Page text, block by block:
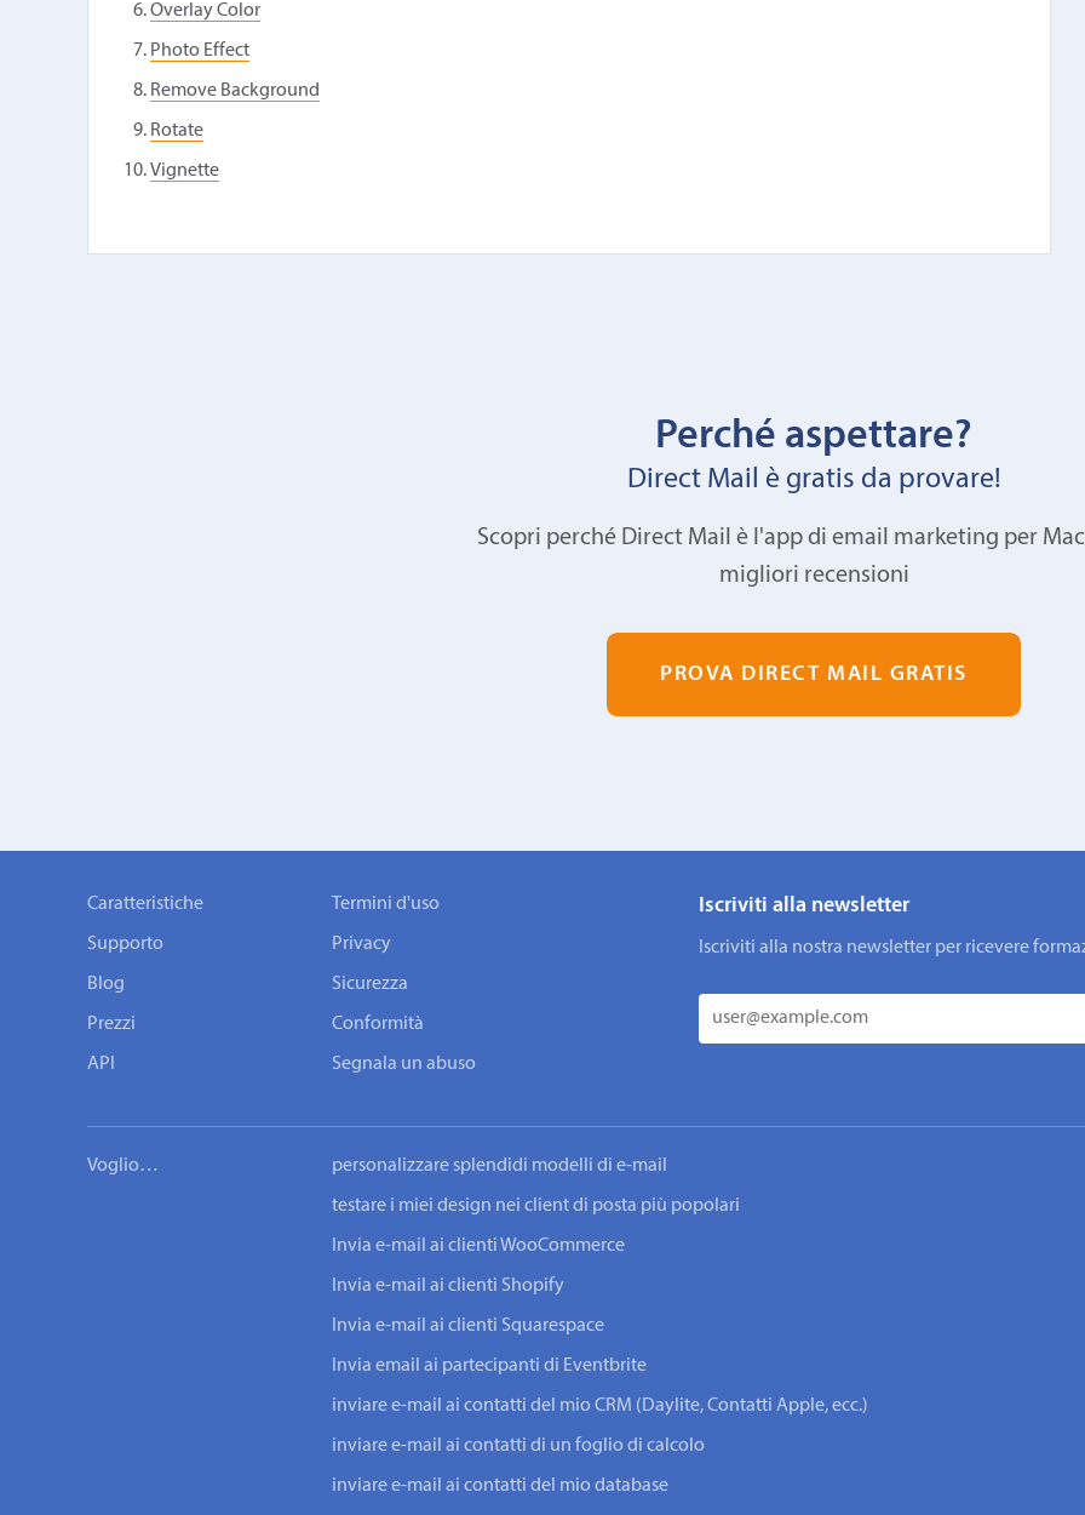
Overlay Color
Photo Effect
Remove Background
Rotate
Vignette
Perché aspettare?
Direct Mail è gratis da provare!
Scopri perché Direct Mail è l'app di email marketing per
migliori recensioni
PROVA DIRECT MAIL GRATIS
Caratteristiche
Supporto
Blog
Prezzi
API
Termini d'uso
Privacy
Sicurezza
Conformità
Segnala un abuso
Iscriviti alla newsletter
Iscriviti alla nostra newsletter per ricevere
Voglio… personalizzare splendidi modelli di e-mail
testare i miei design nei client di posta più popolari
Invia e-mail ai clienti WooCommerce
Invia e-mail ai clienti Shopify
Invia e-mail ai clienti Squarespace
Invia email ai partecipanti di Eventbrite
inviare e-mail ai contatti del mio CRM (Daylite, Contatti Apple, ecc.)
inviare e-mail ai contatti di un foglio di calcolo
inviare e-mail ai contatti del mio database